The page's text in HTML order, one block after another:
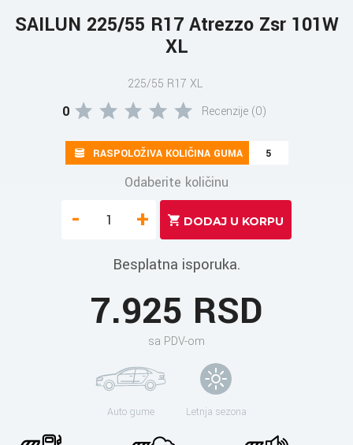
SAILUN 225/55 R17 Atrezzo Zsr 101W
XL
225/55 R17 XL
0 Recenzije (0)
RASPOLOŽIVA KOLIČINA GUMA 5
Odaberite količinu
- +
Besplatna isporuka.
7.925 RSD
sa PDV-om
Auto gume Letnja sezona